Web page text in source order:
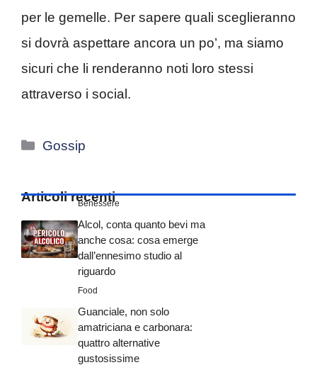
per le gemelle. Per sapere quali sceglieranno
si dovrà aspettare ancora un po’, ma siamo
sicuri che li renderanno noti loro stessi
attraverso i social.
Categorie
Gossip
Articoli recenti
Benessere
Alcol, conta quanto bevi ma
anche cosa: cosa emerge
dall’ennesimo studio al
riguardo
Food
Guanciale, non solo
amatriciana e carbonara:
quattro alternative
gustosissime